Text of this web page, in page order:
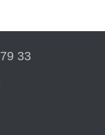
33